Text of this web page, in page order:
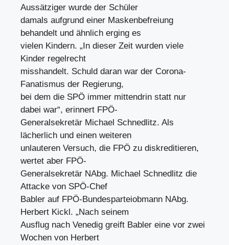
Aussätziger wurde der Schüler
damals aufgrund einer Maskenbefreiung
behandelt und ähnlich erging es
vielen Kindern. „In dieser Zeit wurden viele
Kinder regelrecht
misshandelt. Schuld daran war der Corona-
Fanatismus der Regierung,
bei dem die SPÖ immer mittendrin statt nur
dabei war“, erinnert FPÖ-
Generalsekretär Michael Schnedlitz. Als
lächerlich und einen weiteren
unlauteren Versuch, die FPÖ zu diskreditieren,
wertet aber FPÖ-
Generalsekretär NAbg. Michael Schnedlitz die
Attacke von SPÖ-Chef
Babler auf FPÖ-Bundesparteiobmann NAbg.
Herbert Kickl. „Nach seinem
Ausflug nach Venedig greift Babler eine vor zwei
Wochen von Herbert